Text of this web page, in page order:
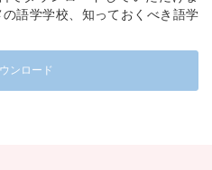
語学学校、知っておくべき語学
ンロード